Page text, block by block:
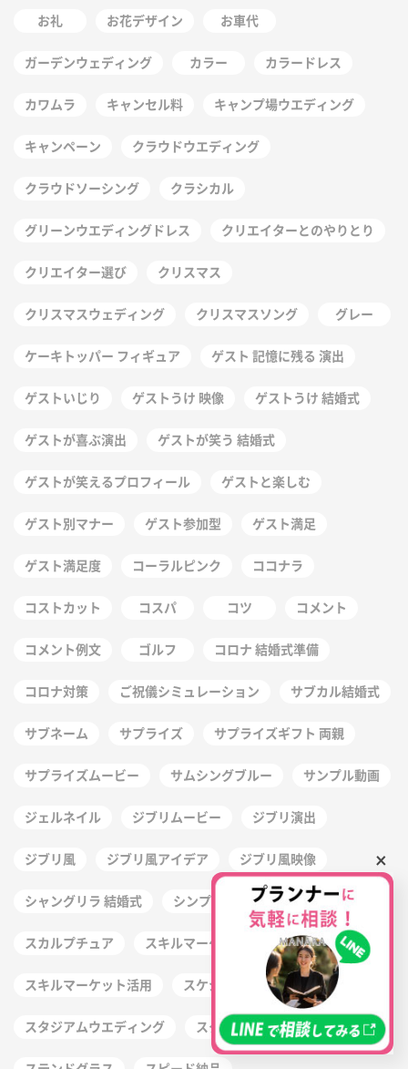
お礼 お花デザイン お車代
ガーデンウェディング カラー カラードレス
カワムラ キャンセル料 キャンプ場ウエディング
キャンペーン クラウドウエディング
クラウドソーシング クラシカル
グリーンウエディングドレス クリエイターとのやりとり
クリエイター選び クリスマス
クリスマスウェディング クリスマスソング グレー
ケーキトッパー フィギュア ゲスト 記憶に残る 演出
ゲストいじり ゲストうけ 映像 ゲストうけ 結婚式
ゲストが喜ぶ演出 ゲストが笑う 結婚式
ゲストが笑えるプロフィール ゲストと楽しむ
ゲスト別マナー ゲスト参加型 ゲスト満足
ゲスト満足度 コーラルピンク ココナラ
コストカット コスパ コツ コメント
コメント例文 ゴルフ コロナ 結婚式準備
コロナ対策 ご祝儀シミュレーション サブカル結婚式
サブネーム サプライズ サプライズギフト 両親
サプライズムービー サムシングブルー サンプル動画
ジェルネイル ジブリムービー ジブリ演出
ジブリ風 ジブリ風アイデア ジブリ風映像
シャングリラ 結婚式 シンプル スイートテン
スカルプチュア スキルマーケット
スキルマーケット活用 スケジュール
スタジアムウエディング スタジオ撮影 ステイホーム
×